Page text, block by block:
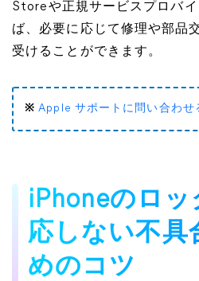
Storeや正規サービスプロバイ
ば、必要に応じて修理や部品
受けることができます。
※Apple サポートに問い合わせ
iPhoneのロ
応しない不具
めのコツ